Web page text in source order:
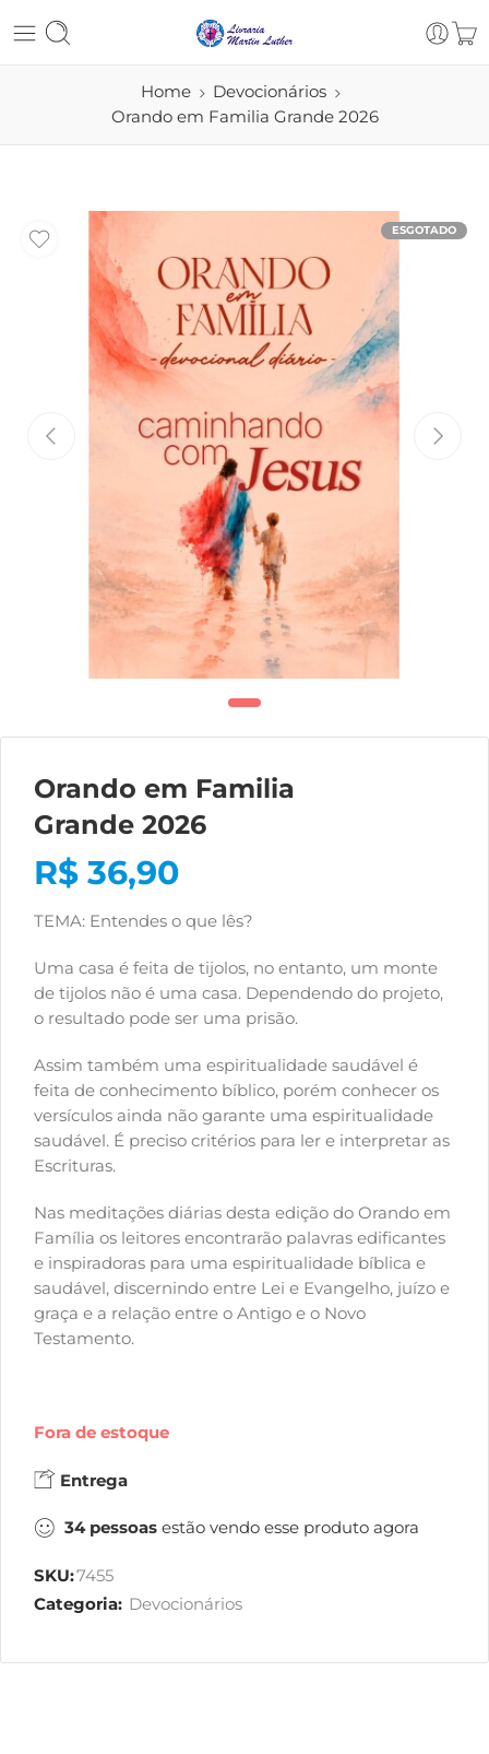
Home
Devocionários
Orando em Familia Grande 2026
ESGOTADO
Orando em Familia
Grande 2026
R$ 36,90
TEMA: Entendes o que lês?
Uma casa é feita de tijolos, no entanto, um monte
de tijolos não é uma casa. Dependendo do projeto,
o resultado pode ser uma prisão.
Assim também uma espiritualidade saudável é
feita de conhecimento bíblico, porém conhecer os
versículos ainda não garante uma espiritualidade
saudável. É preciso critérios para ler e interpretar as
Escrituras.
Nas meditações diárias desta edição do Orando em
Família os leitores encontrarão palavras edificantes
e inspiradoras para uma espiritualidade bíblica e
saudável, discernindo entre Lei e Evangelho, juízo e
graça e a relação entre o Antigo e o Novo
Testamento.
Fora de estoque
Entrega
34 pessoas estão vendo esse produto agora
SKU:7455
Categoria: Devocionários